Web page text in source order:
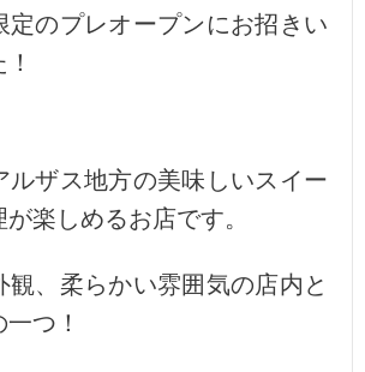
定のプレオープンにお招きい
ルザス地方の美味しいスイー
楽しめるお店です。
観、柔らかい雰囲気の店内と
つ！